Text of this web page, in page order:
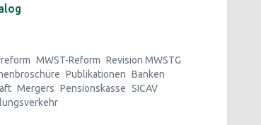
MWST-Reform Revision MWSTG
Publikationen Banken
Mergers Pensionskasse SICAV